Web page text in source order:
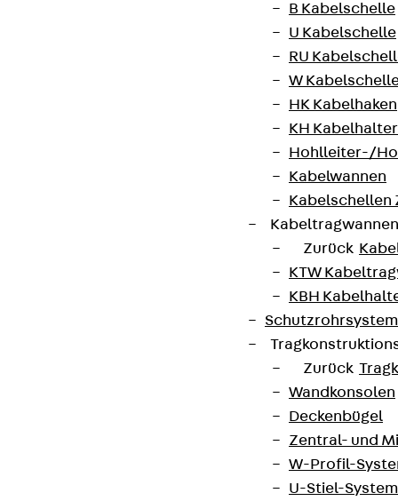
B Kabelschelle
U Kabelschelle
RU
W
HK Kabelhaken
KH Kabelhalter
Hohlleiter-/
Kabelwannen
Kabelschellen
Zurück
KTW
KBH
Zurück
Wandkonsolen
Deckenbügel
Zentral- und
W-Profil-
U-Stiel-System